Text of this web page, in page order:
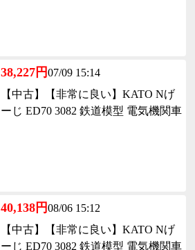
38,227円07/09 15:14
【中古】【非常に良い】KATO Nげ
ーじ ED70 3082 鉄道模型 電気機関車
40,138円08/06 15:12
【中古】【非常に良い】KATO Nげ
ーじ ED70 3082 鉄道模型 電気機関車